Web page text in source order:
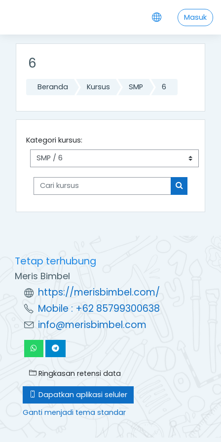
Masuk
6
Beranda Kursus SMP 6
Kategori kursus:
Cari kursus
Cari kursus
Tetap terhubung
Meris Bimbel
https://merisbimbel.com/
Mobile : +62 85799300638
info@merisbimbel.com
Ringkasan retensi data
Dapatkan aplikasi seluler
Ganti menjadi tema standar